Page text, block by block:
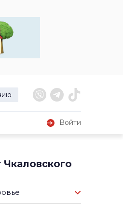
Войти
Чкаловского